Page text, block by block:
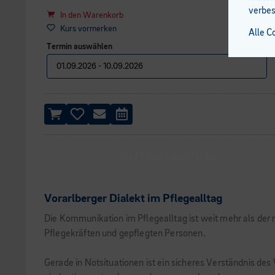
In den Warenkorb
Kurs vormerken
Termin auswählen
Vorarlberger Dialekt im Pflegealltag
Die Kommunikation im Pflegealltag ist weit mehr als
Pflegekräften und gepflegten Personen.
Gerade in Notsituationen ist ein sicheres Verständnis
Alle